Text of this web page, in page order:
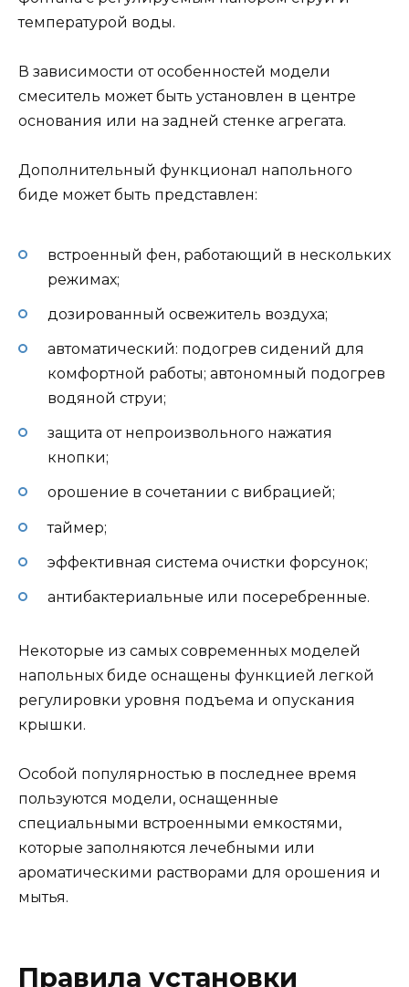
температурой воды.
В зависимости от особенностей модели
смеситель может быть установлен в центре
основания или на задней стенке агрегата.
Дополнительный функционал напольного
биде может быть представлен:
встроенный фен, работающий в нескольких
режимах;
дозированный освежитель воздуха;
автоматический: подогрев сидений для
комфортной работы; автономный подогрев
водяной струи;
защита от непроизвольного нажатия
кнопки;
орошение в сочетании с вибрацией;
таймер;
эффективная система очистки форсунок;
антибактериальные или посеребренные.
Некоторые из самых современных моделей
напольных биде оснащены функцией легкой
регулировки уровня подъема и опускания
крышки.
Особой популярностью в последнее время
пользуются модели, оснащенные
специальными встроенными емкостями,
которые заполняются лечебными или
ароматическими растворами для орошения и
мытья.
Правила установки